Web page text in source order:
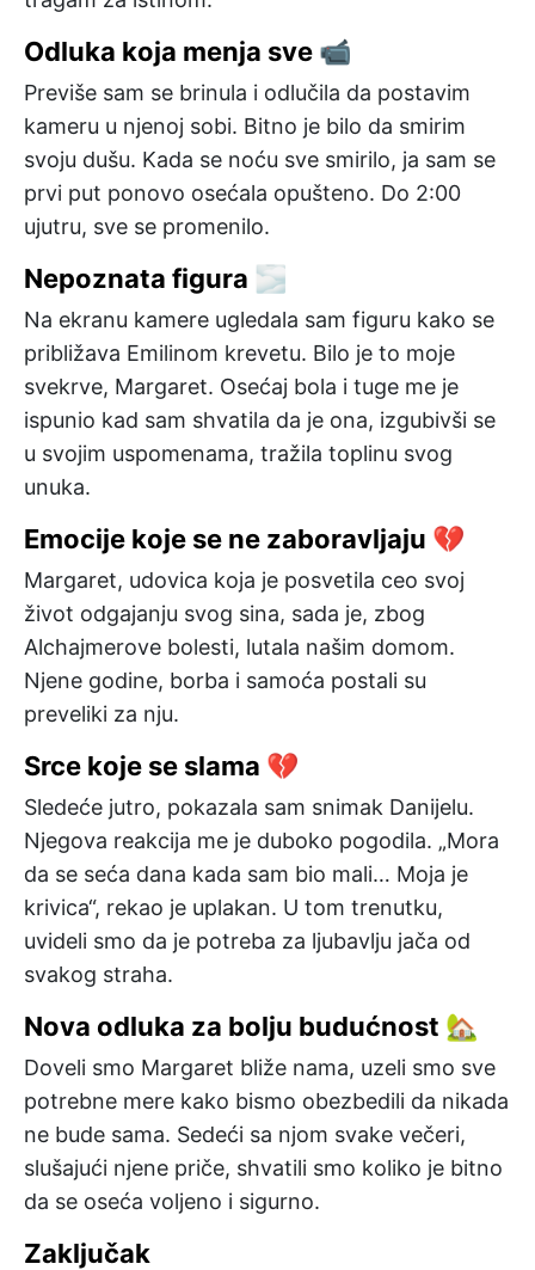
Odluka koja menja sve 📹
Previše sam se brinula i odlučila da postavim
kameru u njenoj sobi. Bitno je bilo da smirim
svoju dušu. Kada se noću sve smirilo, ja sam se
prvi put ponovo osećala opušteno. Do 2:00
ujutru, sve se promenilo.
Nepoznata figura 🌫️
Na ekranu kamere ugledala sam figuru kako se
približava Emilinom krevetu. Bilo je to moje
svekrve, Margaret. Osećaj bola i tuge me je
ispunio kad sam shvatila da je ona, izgubivši se
u svojim uspomenama, tražila toplinu svog
unuka.
Emocije koje se ne zaboravljaju 💔
Margaret, udovica koja je posvetila ceo svoj
život odgajanju svog sina, sada je, zbog
Alchajmerove bolesti, lutala našim domom.
Njene godine, borba i samoća postali su
preveliki za nju.
Srce koje se slama 💔
Sledeće jutro, pokazala sam snimak Danijelu.
Njegova reakcija me je duboko pogodila. „Mora
da se seća dana kada sam bio mali… Moja je
krivica“, rekao je uplakan. U tom trenutku,
uvideli smo da je potreba za ljubavlju jača od
svakog straha.
Nova odluka za bolju budućnost 🏡
Doveli smo Margaret bliže nama, uzeli smo sve
potrebne mere kako bismo obezbedili da nikada
ne bude sama. Sedeći sa njom svake večeri,
slušajući njene priče, shvatili smo koliko je bitno
da se oseća voljeno i sigurno.
Zaključak